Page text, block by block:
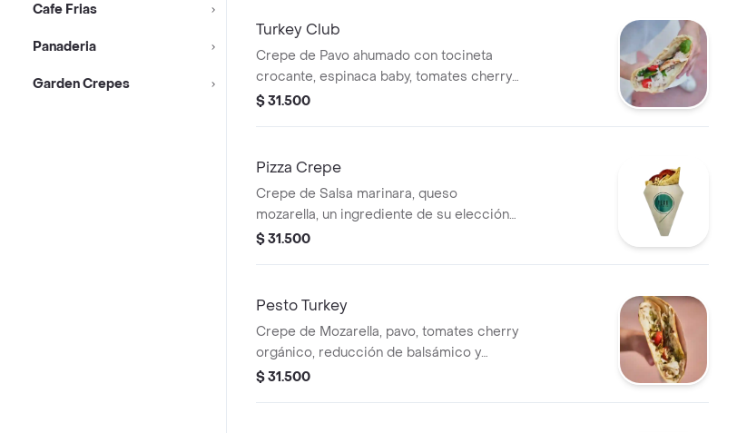
Cafe Frias
Panaderia
Garden Crepes
Turkey Club
Crepe de Pavo ahumado con tocineta
crocante, espinaca baby, tomates cherry,
queso suizo y mayonesa.
$ 31.500
Pizza Crepe
Crepe de Salsa marinara, queso
mozarella, un ingrediente de su elección
(pepperoni, champiñones o jamón).
$ 31.500
Pesto Turkey
Crepe de Mozarella, pavo, tomates cherry
orgánico, reducción de balsámico y
pesto PEAK 9.
$ 31.500